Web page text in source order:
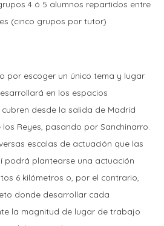
4 ó 5 alumnos repartidos entre
(cinco grupos por tutor)
por escoger un único tema y lugar
en los espacios
desde la salida de Madrid
Reyes, pasando por Sanchinarro.
escalas de actuación que las
podrá plantearse una actuación
6 kilómetros o, por el contrario,
donde desarrollar cada
la magnitud de lugar de trabajo